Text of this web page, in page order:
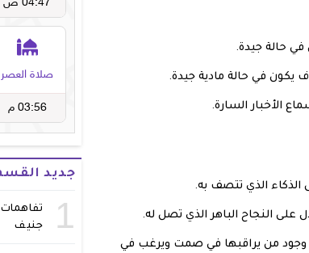
في حالة جيدة.
يكون في حالة مادية جيدة.
الأخبار السارة.
الذكاء الذي تتصف به.
على النجاح الباهر الذي تصل له.
من يراقبها في صمت ويرغب في
جديد
1
تفاهمات
جنيف